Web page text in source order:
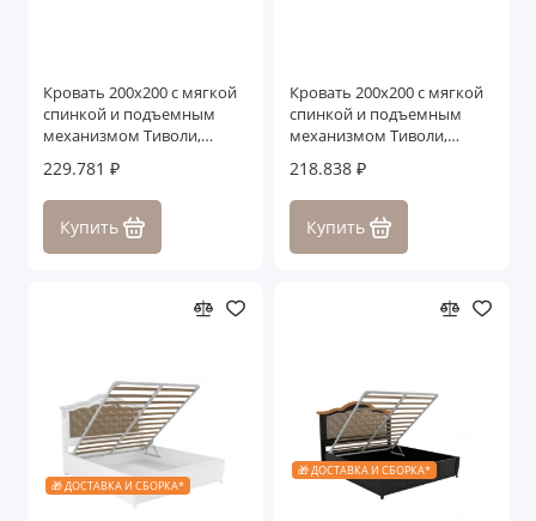
Кровать 200x200 с мягкой
спинкой и подъемным
механизмом Тиволи,
229.781 ₽
Купить
Кровать 200x200 с мягкой
спинкой и подъемным
механизмом Тиволи,
218.838 ₽
Купить
🎁 ДОСТАВКА И СБОРКА*
🎁 ДОСТАВКА И СБОРКА*